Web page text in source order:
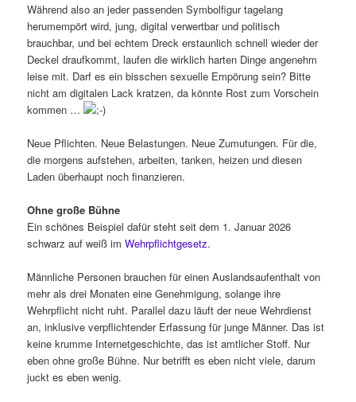
Während also an jeder passenden Symbolfigur tagelang
herumempört wird, jung, digital verwertbar und politisch
brauchbar, und bei echtem Dreck erstaunlich schnell wieder der
Deckel draufkommt, laufen die wirklich harten Dinge angenehm
leise mit. Darf es ein bisschen sexuelle Empörung sein? Bitte
nicht am digitalen Lack kratzen, da könnte Rost zum Vorschein
kommen …
Neue Pflichten. Neue Belastungen. Neue Zumutungen. Für die,
die morgens aufstehen, arbeiten, tanken, heizen und diesen
Laden überhaupt noch finanzieren.
Ohne große Bühne
Ein schönes Beispiel dafür steht seit dem 1. Januar 2026
schwarz auf weiß imWehrpflichtgesetz.
Männliche Personen brauchen für einen Auslandsaufenthalt von
mehr als drei Monaten eine Genehmigung, solange ihre
Wehrpflicht nicht ruht. Parallel dazu läuft der neue Wehrdienst
an, inklusive verpflichtender Erfassung für junge Männer. Das ist
keine krumme Internetgeschichte, das ist amtlicher Stoff. Nur
eben ohne große Bühne. Nur betrifft es eben nicht viele, darum
juckt es eben wenig.